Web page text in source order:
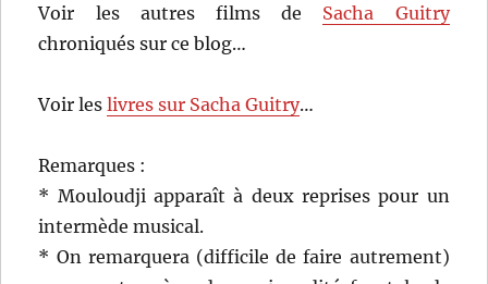
Voir les autres films de Sacha Guitry
chroniqués sur ce blog…
Voir leslivres sur Sacha Guitry…
Remarques :
* Mouloudji apparaît à deux reprises pour un
intermède musical.
* On remarquera (difficile de faire autrement)